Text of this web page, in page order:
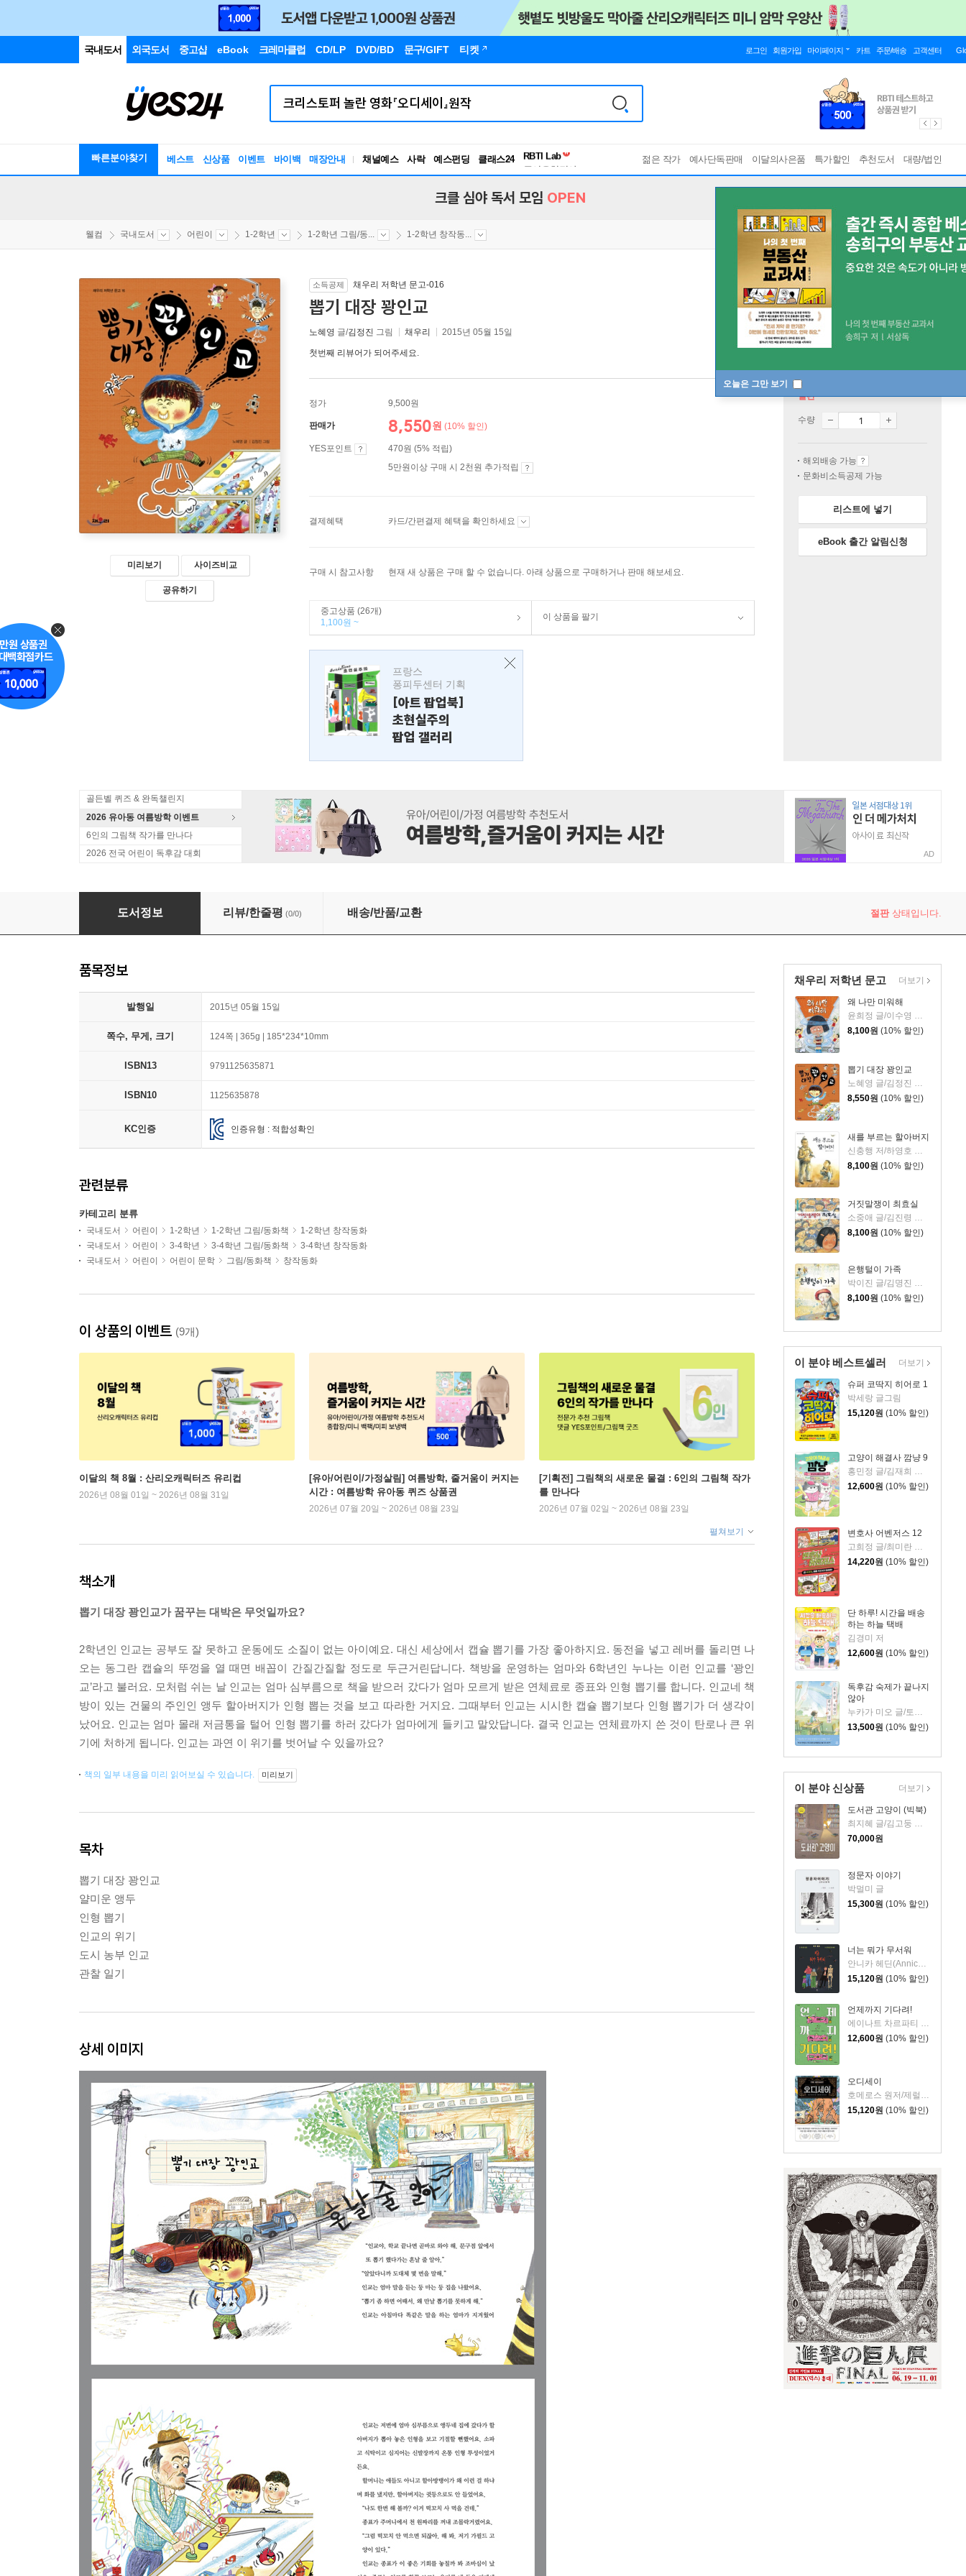
국내도서 외국도서 중고샵 eBook 크레마클럽 CD/LP DVD/BD 문구/GIFT 티켓 로그인 회원가입 마이페이지 카트 주문/배송 고객센터
빠른분야찾기 베스트 신상품 이벤트 바이백 매장안내 채널예스 사락 예스펀딩 클래스24
독서유형검사
RBTI Lab
젊은 작가 예사단독판매 이달의사은품 특가할인 추천도서 대량/법인
오늘은 그만 보기
크클 심야 독서 모임 OPEN
웰컴 국내도서 어린이 1-2학년 1-2학년 그림/동... 1-2학년 창작동...
미리보기 사이즈비교
공유하기
소득공제 채우리 저학년 문고-016
뽑기 대장 꽝인교
노혜영 글/김정진 그림 채우리 2015년 05월 15일
첫번째 리뷰어가 되어주세요.
정가 9,500원
판매가 8,550원 (10% 할인)
YES포인트
470원 (5% 적립)
5만원이상 구매 시 2천원 추가적립
결제혜택 카드/간편결제 혜택을 확인하세요
구매 시 참고사항 현재 새 상품은 구매 할 수 없습니다. 아래 상품으로 구매하거나 판매 해보세요.
중고상품 (26개)
1,100원 ~
이 상품을 팔기
프랑스
퐁피두센터 기획
[아트 팝업북]
초현실주의
팝업 갤러리
절판
수량
해외배송 가능
문화비소득공제 가능
리스트에 넣기
eBook 출간 알림신청
골든벨 퀴즈 & 완독챌린지
2026 유아동 여름방학 이벤트
6인의 그림책 작가를 만나다
2026 전국 어린이 독후감 대회
AD
뽑기 대장 꽝인교
도서정보 리뷰/한줄평 (0/0) 배송/반품/교환 절판상태입니다.
채우리 저학년 문고
왜 나만 미워해
윤희정 글/이수영 그림
8,100원 (10% 할인)
뽑기 대장 꽝인교
노혜영 글/김정진 그림
8,550원 (10% 할인)
새를 부르는 할아버지
신충행 저/하영호 그림
8,100원 (10% 할인)
거짓말쟁이 최효실
소중애 글/김진령 그림
8,100원 (10% 할인)
은행털이 가족
8,100원 (10% 할인)
더보기
이 분야 베스트셀러
슈퍼 코딱지 히어로 1
박세랑 글그림
15,120원 (10% 할인)
고양이 해결사 깜냥 9
12,600원 (10% 할인)
변호사 어벤저스 12
14,220원 (10% 할인)
단 하루! 시간을 배송
하는 하늘 택배
김경미 저
12,600원 (10% 할인)
독후감 숙제가 끝나지
않아
13,500원 (10% 할인)
더보기
이 분야 신상품
도서관 고양이 (빅북)
최지혜 글/김고둥 그림
70,000원
정문자 이야기
박멀미 글
15,300원 (10% 할인)
너는 뭐가 무서워
안니카 헤딘(Annica Hedin) 글/한나 클린타게 (Hanna Klinthage) 그림
15,120원 (10% 할인)
언제까지 기다려!
12,600원 (10% 할인)
오디세이
호메로스 원저/제럴딘 매코크런 글/김재용 역/장시은 감수
15,120원 (10% 할인)
더보기
품목정보
발행일 2015년 05월 15일
쪽수, 무게, 크기 124쪽 | 365g | 185*234*10mm
ISBN13 9791125635871
ISBN10 1125635878
KC인증 인증유형 : 적합성확인
관련분류
카테고리 분류
국내도서 어린이 1-2학년 1-2학년 그림/동화책
1-2학년 창작동화
국내도서
어린이 3-4학년 3-4학년 그림/동화책
3-4학년 창작동화
국내도서
어린이 어린이 문학 그림/동화책 창작동화
이 상품의 이벤트 (9개)
이달의 책 8월 : 산리오캐릭터즈 유리컵
2026년 08월 01일 ~ 2026년 08월 31일
[유아/어린이/가정살림] 여름방학, 줄거움이 커지는
시간 : 여름방학 유아동 퀴즈 상품권
2026년 07월 20일 ~ 2026년 08월 23일
[기획전] 그림책의 새로운 물결 : 6인의 그림책 작가
를 만나다
2026년 07월 02일 ~ 2026년 08월 23일
펼쳐보기
책소개
뽑기 대장 꽝인교가 꿈꾸는 대박은 무엇일까요?
2학년인 인교는 공부도 잘 못하고 운동에도 소질이 없는 아이예요. 대신 세상에서 캡슐 뽑기를 가장 좋아하지요. 동전을 넣고 레버를 돌리면 나
오는 동그란 캡슐의 뚜껑을 열 때면 배꼽이 간질간질할 정도로 두근거린답니다. 책방을 운영하는 엄마와 6학년인 누나는 이런 인교를 ‘꽝인
교’라고 불러요. 모처럼 쉬는 날 인교는 엄마 심부름으로 책을 받으러 갔다가 엄마 모르게 받은 연체료로 종표와 인형 뽑기를 합니다. 인교네 책
방이 있는 건물의 주인인 앵두 할아버지가 인형 뽑는 것을 보고 따라한 거지요. 그때부터 인교는 시시한 캡슐 뽑기보다 인형 뽑기가 더 생각이
났어요. 인교는 엄마 몰래 저금통을 털어 인형 뽑기를 하러 갔다가 엄마에게 들키고 말았답니다. 결국 인교는 연체료까지 쓴 것이 탄로나 큰 위
기에 처하게 됩니다. 인교는 과연 이 위기를 벗어날 수 있을까요?
책의 일부 내용을 미리 읽어보실 수 있습니다. 미리보기
목차
뽑기 대장 꽝인교
얄미운 앵두
인형 뽑기
인교의 위기
도시 농부 인교
관찰 일기
상세 이미지